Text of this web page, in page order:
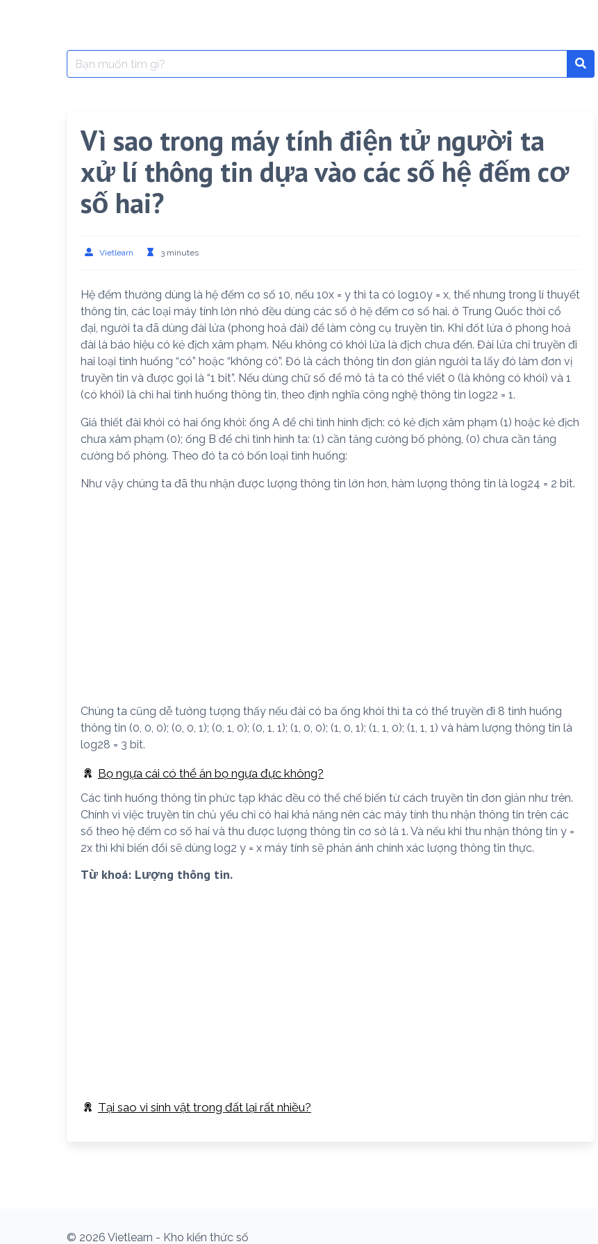
Search
for:
Vì sao trong máy tính điện tử người ta
xử lí thông tin dựa vào các số hệ đếm cơ
số hai?
Vietlearn 3 minutes
Hệ đếm thường dùng là hệ đếm cơ số 10, nếu 10x = y thì ta có log10y = x, thế nhưng trong lí thuyết
thông tin, các loại máy tính lớn nhỏ đều dùng các số ở hệ đếm cơ số hai. ở Trung Quốc thời cổ
đại, người ta đã dùng đài lửa (phong hoả đài) để làm công cụ truyền tin. Khi đốt lửa ở phong hoả
đài là báo hiệu có kẻ địch xâm phạm. Nếu không có khói lửa là địch chưa đến. Đài lửa chỉ truyền đi
hai loại tình huống “có” hoặc “không có”. Đó là cách thông tin đơn giản người ta lấy đó làm đơn vị
truyền tin và được gọi là “1 bit”. Nếu dùng chữ số để mô tả ta có thể viết 0 (là không có khói) và 1
(có khói) là chỉ hai tình huống thông tin, theo định nghĩa công nghệ thông tin log22 = 1.
Giả thiết đài khói có hai ống khói: ống A để chỉ tình hình địch: có kẻ địch xâm phạm (1) hoặc kẻ địch
chưa xâm phạm (0); ống B để chỉ tình hình ta: (1) cần tăng cường bố phòng, (0) chưa cần tăng
cường bố phòng. Theo đó ta có bốn loại tình huống:
Như vậy chúng ta đã thu nhận được lượng thông tin lớn hơn, hàm lượng thông tin là log24 = 2 bit.
Chúng ta cũng dễ tưởng tượng thấy nếu đài có ba ống khói thì ta có thể truyền đi 8 tình huống
thông tin (0, 0, 0); (0, 0, 1); (0, 1, 0); (0, 1, 1); (1, 0, 0); (1, 0, 1); (1, 1, 0); (1, 1, 1) và hàm lượng thông tin là
log28 = 3 bit.
Bọ ngựa cái có thể ăn bọ ngựa đực không?
Các tình huống thông tin phức tạp khác đều có thể chế biến từ cách truyền tin đơn giản như trên.
Chính vì việc truyền tin chủ yếu chỉ có hai khả năng nên các máy tính thu nhận thông tin trên các
số theo hệ đếm cơ số hai và thu được lượng thông tin cơ sở là 1. Và nếu khi thu nhận thông tin y =
2x thì khi biến đổi sẽ dùng log2 y = x máy tính sẽ phản ánh chính xác lượng thông tin thực.
Từ khoá: Lượng thông tin.
Tại sao vi sinh vật trong đất lại rất nhiều?
© 2026 Vietlearn - Kho kiến thức số